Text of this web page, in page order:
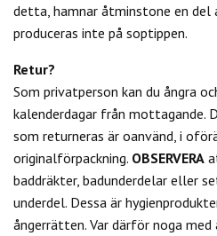
detta, hamnar åtminstone en
produceras inte på soptippen.
Retur?
Som privatperson kan du ångra
kalenderdagar från
som returneras är oanvänd, i
originalförpackning. OBSERVERA
baddräkter, badunderdelar eller
underdel. Dessa är
ångerrätten. Var därför noga